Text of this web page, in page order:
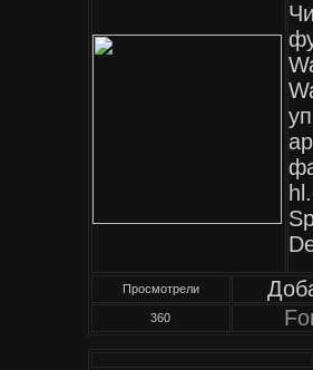
Просмотрели
360